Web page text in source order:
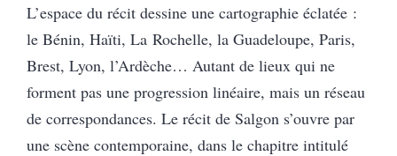
L’espace du récit dessine une cartographie éclatée :
le Bénin, Haïti, La Rochelle, la Guadeloupe, Paris,
Brest, Lyon, l’Ardèche… Autant de lieux qui ne
forment pas une progression linéaire, mais un réseau
de correspondances. Le récit de Salgon s’ouvre par
une scène contemporaine, dans le chapitre intitulé